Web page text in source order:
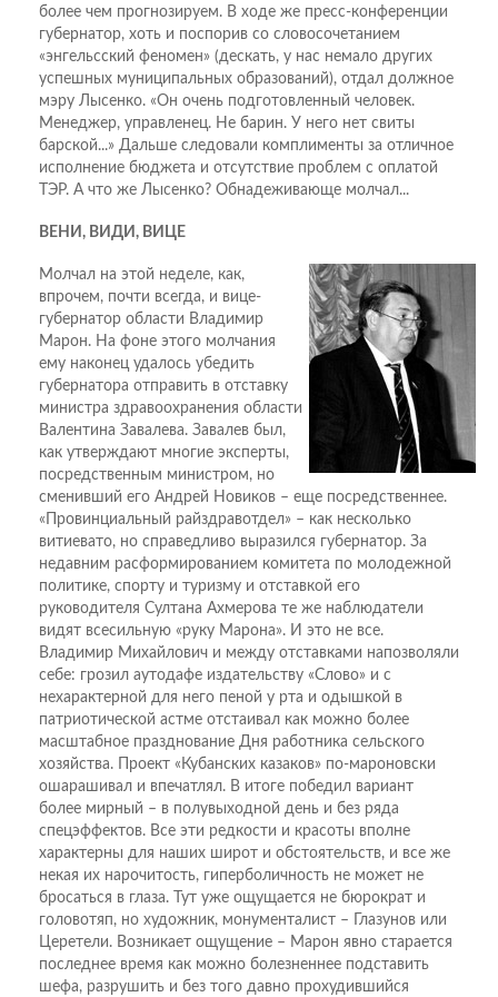
более чем прогнозируем. В ходе же пресс-конференции
губернатор, хоть и поспорив со словосочетанием
«энгельсский феномен» (дескать, у нас немало других
успешных муниципальных образований), отдал должное
мэру Лысенко. «Он очень подготовленный человек.
Менеджер, управленец. Не барин. У него нет свиты
барской...» Дальше следовали комплименты за отличное
исполнение бюджета и отсутствие проблем с оплатой
ТЭР. А что же Лысенко? Обнадеживающе молчал...
ВЕНИ, ВИДИ, ВИЦЕ
Молчал на этой неделе, как,
впрочем, почти всегда, и вице-
губернатор области Владимир
Марон. На фоне этого молчания
ему наконец удалось убедить
губернатора отправить в отставку
министра здравоохранения области
Валентина Завалева. Завалев был,
как утверждают многие эксперты,
посредственным министром, но
сменивший его Андрей Новиков – еще посредственнее.
«Провинциальный райздравотдел» – как несколько
витиевато, но справедливо выразился губернатор. За
недавним расформированием комитета по молодежной
политике, спорту и туризму и отставкой его
руководителя Султана Ахмерова те же наблюдатели
видят всесильную «руку Марона». И это не все.
Владимир Михайлович и между отставками напозволяли
себе: грозил аутодафе издательству «Слово» и с
нехарактерной для него пеной у рта и одышкой в
патриотической астме отстаивал как можно более
масштабное празднование Дня работника сельского
хозяйства. Проект «Кубанских казаков» по-мароновски
ошарашивал и впечатлял. В итоге победил вариант
более мирный – в полувыходной день и без ряда
спецэффектов. Все эти редкости и красоты вполне
характерны для наших широт и обстоятельств, и все же
некая их нарочитость, гиперболичность не может не
бросаться в глаза. Тут уже ощущается не бюрократ и
головотяп, но художник, монументалист – Глазунов или
Церетели. Возникает ощущение – Марон явно старается
последнее время как можно болезненнее подставить
шефа, разрушить и без того давно прохудившийся